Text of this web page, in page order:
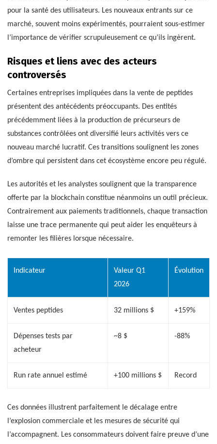
pour la santé des utilisateurs. Les nouveaux entrants sur ce
marché, souvent moins expérimentés, pourraient sous-estimer
l’importance de vérifier scrupuleusement ce qu’ils ingèrent.
Risques et liens avec des acteurs
controversés
Certaines entreprises impliquées dans la vente de peptides
présentent des antécédents préoccupants. Des entités
précédemment liées à la production de précurseurs de
substances contrôlées ont diversifié leurs activités vers ce
nouveau marché lucratif. Ces transitions soulignent les zones
d’ombre qui persistent dans cet écosystème encore peu régulé.
Les autorités et les analystes soulignent que la transparence
offerte par la blockchain constitue néanmoins un outil précieux.
Contrairement aux paiements traditionnels, chaque transaction
laisse une trace permanente qui peut aider les enquêteurs à
remonter les filières lorsque nécessaire.
Indicateur
Valeur Q1
2026
Évolution
Ventes peptides 32 millions $ +159%
Dépenses tests par
acheteur
~8 $ -88%
Run rate annuel estimé +100 millions $ Record
Ces données illustrent parfaitement le décalage entre
l’explosion commerciale et les mesures de sécurité qui
l’accompagnent. Les consommateurs doivent faire preuve d’une